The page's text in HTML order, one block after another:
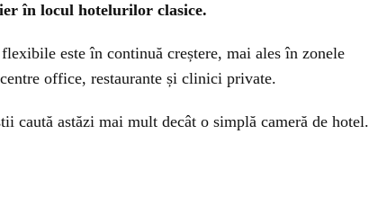
în locul hotelurilor clasice.
este în continuă creștere, mai ales în zonele
office, restaurante și clinici private.
caută astăzi mai mult decât o simplă cameră de hotel.